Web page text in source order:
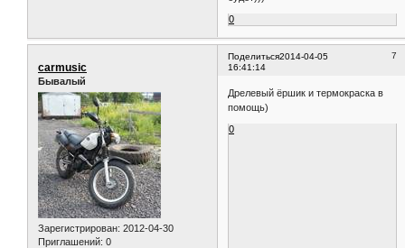
0
Поделиться 7
2014-04-05
16:41:14
carmusic
Бывалый
Зарегистрирован: 2012-04-30
Приглашений: 0
Дрелевый ёршик и термокраска в
помощь)
0